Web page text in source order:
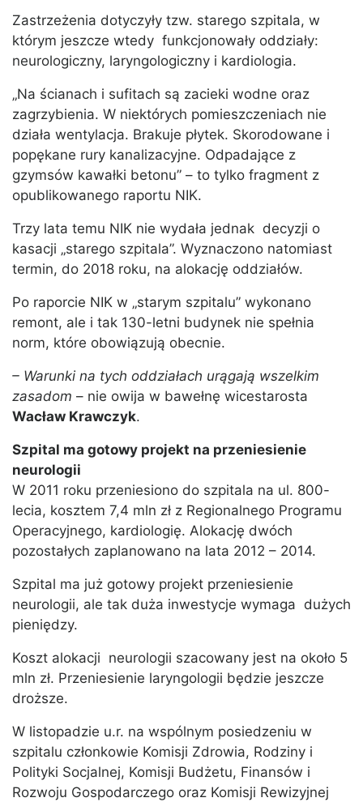
Zastrzeżenia dotyczyły tzw. starego szpitala, w
którym jeszcze wtedy funkcjonowały oddziały:
neurologiczny, laryngologiczny i kardiologia.
„Na ścianach i sufitach są zacieki wodne oraz
zagrzybienia. W niektórych pomieszczeniach nie
działa wentylacja. Brakuje płytek. Skorodowane i
popękane rury kanalizacyjne. Odpadające z
gzymsów kawałki betonu” – to tylko fragment z
opublikowanego raportu NIK.
Trzy lata temu NIK nie wydała jednak decyzji o
kasacji „starego szpitala”. Wyznaczono natomiast
termin, do 2018 roku, na alokację oddziałów.
Po raporcie NIK w „starym szpitalu” wykonano
remont, ale i tak 130-letni budynek nie spełnia
norm, które obowiązują obecnie.
– Warunki na tych oddziałach urągają wszelkim
zasadom – nie owija w bawełnę wicestarosta
Wacław Krawczyk.
Szpital ma gotowy projekt na przeniesienie
neurologii
W 2011 roku przeniesiono do szpitala na ul. 800-
lecia, kosztem 7,4 mln zł z Regionalnego Programu
Operacyjnego, kardiologię. Alokację dwóch
pozostałych zaplanowano na lata 2012 – 2014.
Szpital ma już gotowy projekt przeniesienie
neurologii, ale tak duża inwestycje wymaga dużych
pieniędzy.
Koszt alokacji neurologii szacowany jest na około 5
mln zł. Przeniesienie laryngologii będzie jeszcze
droższe.
W listopadzie u.r. na wspólnym posiedzeniu w
szpitalu członkowie Komisji Zdrowia, Rodziny i
Polityki Socjalnej, Komisji Budżetu, Finansów i
Rozwoju Gospodarczego oraz Komisji Rewizyjnej